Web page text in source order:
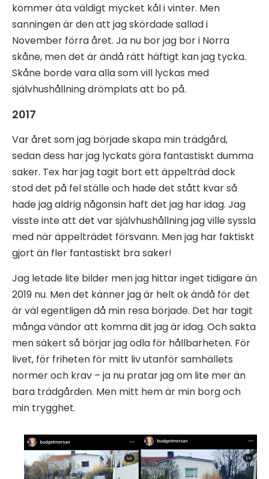
kommer äta väldigt mycket kål i vinter. Men
sanningen är den att jag skördade sallad i
November förra året. Ja nu bor jag bor i Norra
skåne, men det är ändå rätt häftigt kan jag tycka.
Skåne borde vara alla som vill lyckas med
självhushållning drömplats att bo på.
2017
Var året som jag började skapa min trädgård,
sedan dess har jag lyckats göra fantastiskt dumma
saker. Tex har jag tagit bort ett äppelträd dock
stod det på fel ställe och hade det stått kvar så
hade jag aldrig någonsin haft det jag har idag. Jag
visste inte att det var självhushållning jag ville syssla
med när äppelträdet försvann. Men jag har faktiskt
gjort än fler fantastiskt bra saker!
Jag letade lite bilder men jag hittar inget tidigare än
2019 nu. Men det känner jag är helt ok ändå för det
är väl egentligen då min resa började. Det har tagit
många vändor att komma dit jag är idag. Och sakta
men säkert så börjar jag odla för hållbarheten. För
livet, för friheten för mitt liv utanför samhällets
normer och krav – ja nu pratar jag om lite mer än
bara trädgården. Men mitt hem är min borg och
min trygghet.